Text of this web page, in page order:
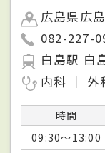
広島県広
082-227-
白島駅 白
内科
外
時間
09:30～13:00